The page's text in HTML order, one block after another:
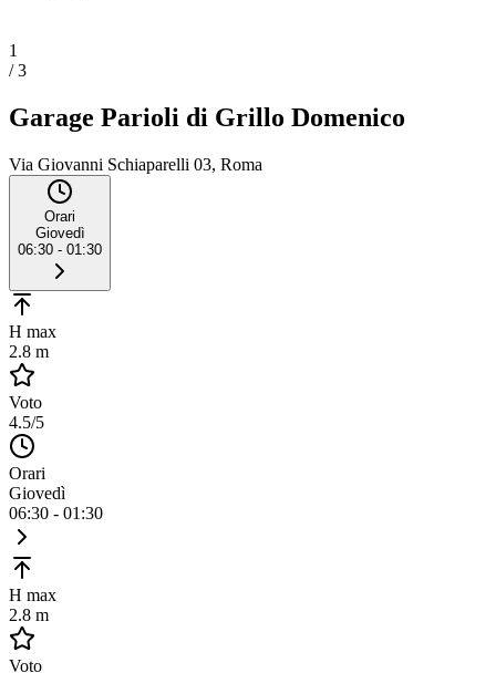
1
/3
Garage Parioli di Grillo Domenico
Via Giovanni Schiaparelli 03, Roma
Orari
Giovedì
06:30 - 01:30
H max
2.8 m
Voto
4.5/5
Orari
Giovedì
06:30 - 01:30
H max
2.8 m
Voto